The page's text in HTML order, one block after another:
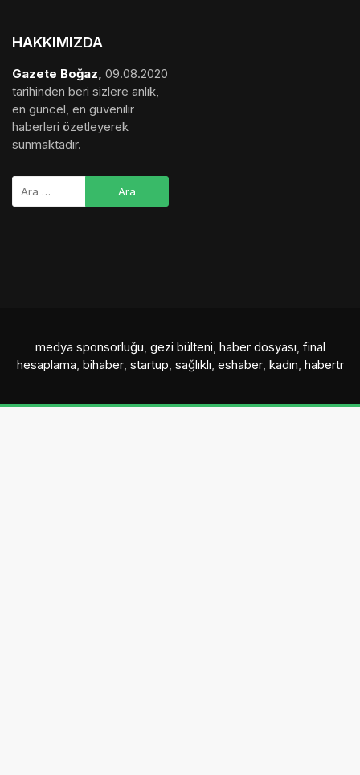
HAKKIMIZDA
Gazete Boğaz, 09.08.2020
tarihinden beri sizlere anlık,
en güncel, en güvenilir
haberleri özetleyerek
sunmaktadır.
medya sponsorluğu, gezi bülteni, haber dosyası, final
hesaplama, bihaber, startup, sağlıklı, eshaber, kadın, habertr